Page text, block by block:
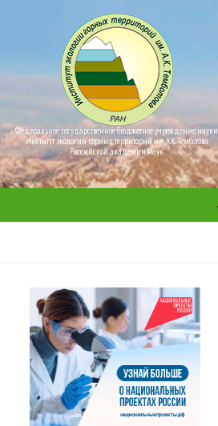
Федеральное государственное бюджетное учреждение науки
Институт экологии горных территорий им. А.К. Темботова
Российской академии наук